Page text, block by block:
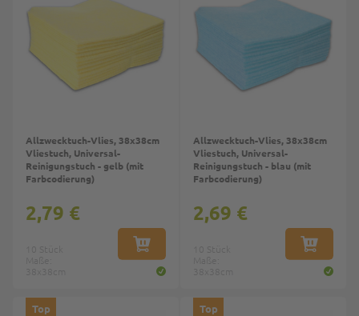
Allzwecktuch-Vlies, 38x38cm
Vliestuch, Universal-
Reinigungstuch - gelb (mit
Farbcodierung)
IN DEN WARENKORB
2,79 €
Allzwecktuch-Vlies, 38x38cm
Vliestuch, Universal-
Reinigungstuch - blau (mit
Farbcodierung)
IN DEN
2,69 €
Top Top